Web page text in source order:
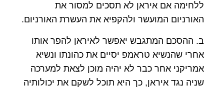
ללחימה אם איראן לא תסכים למסור את
האורניום המועשר ולהקפיא את העשרת האורניום.
ב. ההסכם המתגבש יאפשר לאיראן להפר אותו
אחרי שהנשיא טראמפ יסיים את כהונתו ונשיא
אמריקני אחר כבר לא יהיה מוכן לצאת למערכה
שניה נגד איראן, כך היא תוכל לשקם את יכולותיה